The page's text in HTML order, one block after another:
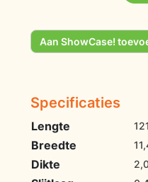
Aan ShowCase!
Specificaties
Lengte
Breedte
Dikte